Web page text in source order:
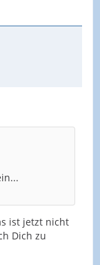
ist jetzt nicht
Dich zu